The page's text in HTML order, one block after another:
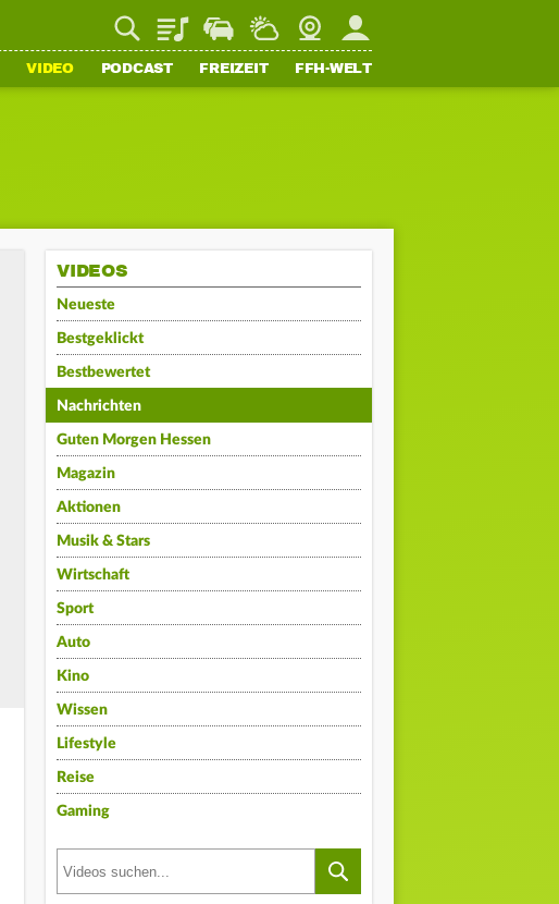
PlaylistStaupilotWetterWebcamMein FFH
VIDEO PODCAST FREIZEIT FFH-WELT
VIDEOS
Neueste
Bestgeklickt
Bestbewertet
Nachrichten
Guten Morgen Hessen
Magazin
Aktionen
Musik & Stars
Wirtschaft
Sport
Auto
Kino
Wissen
Lifestyle
Reise
Gaming